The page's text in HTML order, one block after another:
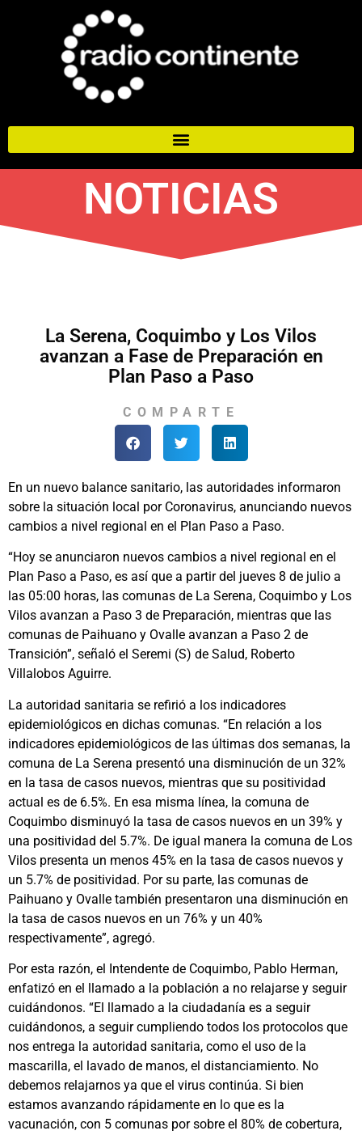
NOTICIAS
La Serena, Coquimbo y Los Vilos
avanzan a Fase de Preparación en
Plan Paso a Paso
COMPARTE
En un nuevo balance sanitario, las autoridades informaron
sobre la situación local por Coronavirus, anunciando nuevos
cambios a nivel regional en el Plan Paso a Paso.
“Hoy se anunciaron nuevos cambios a nivel regional en el
Plan Paso a Paso, es así que a partir del jueves 8 de julio a
las 05:00 horas, las comunas de La Serena, Coquimbo y Los
Vilos avanzan a Paso 3 de Preparación, mientras que las
comunas de Paihuano y Ovalle avanzan a Paso 2 de
Transición”, señaló el Seremi (S) de Salud, Roberto
Villalobos Aguirre.
La autoridad sanitaria se refirió a los indicadores
epidemiológicos en dichas comunas. “En relación a los
indicadores epidemiológicos de las últimas dos semanas, la
comuna de La Serena presentó una disminución de un 32%
en la tasa de casos nuevos, mientras que su positividad
actual es de 6.5%. En esa misma línea, la comuna de
Coquimbo disminuyó la tasa de casos nuevos en un 39% y
una positividad del 5.7%. De igual manera la comuna de Los
Vilos presenta un menos 45% en la tasa de casos nuevos y
un 5.7% de positividad. Por su parte, las comunas de
Paihuano y Ovalle también presentaron una disminución en
la tasa de casos nuevos en un 76% y un 40%
respectivamente”, agregó.
Por esta razón, el Intendente de Coquimbo, Pablo Herman,
enfatizó en el llamado a la población a no relajarse y seguir
cuidándonos. “El llamado a la ciudadanía es a seguir
cuidándonos, a seguir cumpliendo todos los protocolos que
nos entrega la autoridad sanitaria, como el uso de la
mascarilla, el lavado de manos, el distanciamiento. No
debemos relajarnos ya que el virus continúa. Si bien
estamos avanzando rápidamente en lo que es la
vacunación, con 5 comunas por sobre el 80% de cobertura,